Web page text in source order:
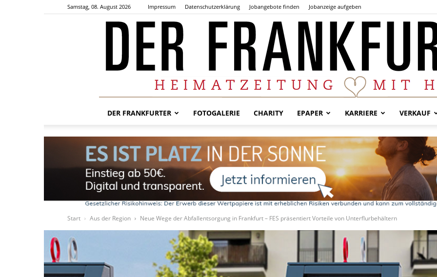
Samstag, 08. August 2026 Impressum Datenschutzerklärung Jobangebote finden Jobanzeige aufgeben
Frankfurter
DER FRANKFURTER FOTOGALERIE CHARITY EPAPER KARRIERE VERKAUF
Start Aus der Region Neue Wege der Abfallentsorgung in Frankfurt – FES präsentiert Vorteile von Unterflurbehältern